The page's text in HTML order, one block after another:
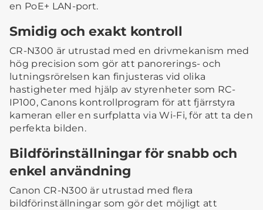
en PoE+ LAN-port.
Smidig och exakt kontroll
CR-N300 är utrustad med en drivmekanism med
hög precision som gör att panorerings- och
lutningsrörelsen kan finjusteras vid olika
hastigheter med hjälp av styrenheter som RC-
IP100, Canons kontrollprogram för att fjärrstyra
kameran eller en surfplatta via Wi-Fi, för att ta den
perfekta bilden.
Bildförinställningar för snabb och
enkel användning
Canon CR-N300 är utrustad med flera
bildförinställningar som gör det möjligt att